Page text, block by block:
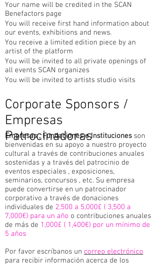
Your name will be credited in the SCAN
Benefactors page
You will receive first hand information about
our events, exhibitions and news.
You receive a limited edition piece by an
artist of the platform
You will be invited to all private openings of
all events SCAN organizes
You will be invited to artists studio visits
Corporate Sponsors /
Empresas
Patrocinadoras
Empresas , Fundaciones e Instituciones son
bienvenidas en su apoyo a nuestro proyecto
cultural a través de contribuciones anuales
sostenidas y a través del patrocinio de
eventos especiales , exposiciones,
seminarios, concursos , etc. Su empresa
puede convertirse en un patrocinador
corporativo a través de donaciones
individuales de 2,500 a 5,000£ ( 3,500 a
7,000€) para un año o contribuciones anuales
de más de 1,000£ ( 1,400€) por un mínimo de
5 años
Por favor escríbanos un correo electrónico
para recibir información acerca de los